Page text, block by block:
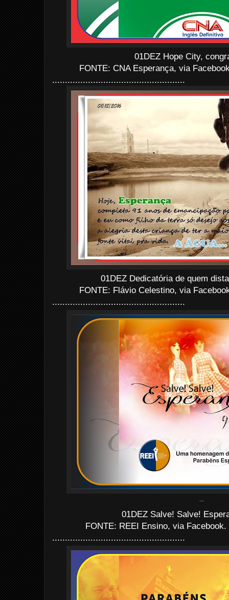
01DEZ Hope City,
FONTE: CNA Esperança, via
....................................................
01DEZ Dedicatória de quem
FONTE: Flávio Celestino, via
....................................................
01DEZ Salve! Salve!
FONTE: REEI Ensino, via
....................................................